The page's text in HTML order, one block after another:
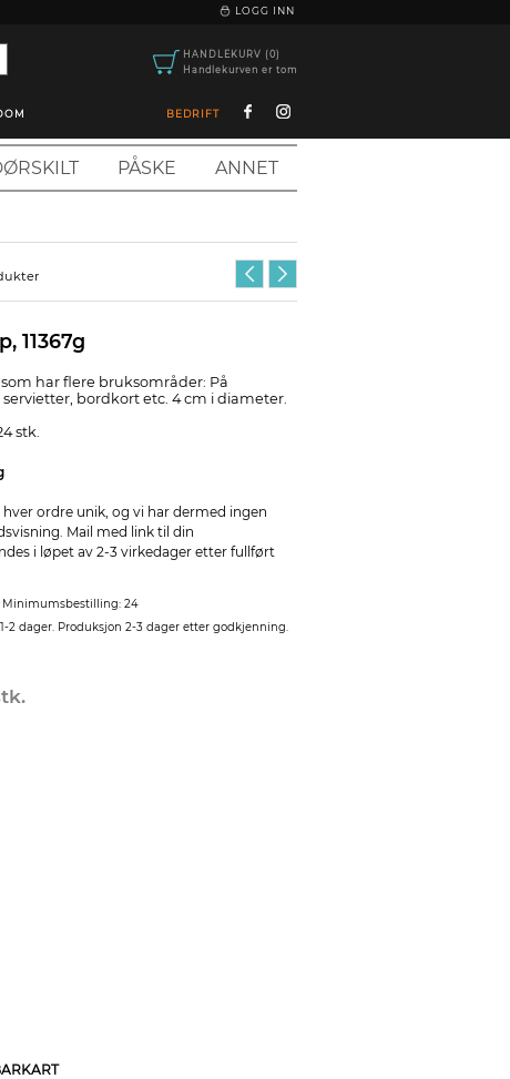
LOGG INN
HANDLEKURV (0)
Handlekurven er tom
BEDRIFT
PÅSKE ANNET
11367g
har flere bruksområder: På
servietter, bordkort etc. 4 cm i diameter.
stk.
hver ordre unik, og vi har dermed ingen
Mail med link til din
i løpet av 2-3 virkedager etter fullført
Minimumsbestilling: 24
2 dager. Produksjon 2-3 dager etter godkjenning.